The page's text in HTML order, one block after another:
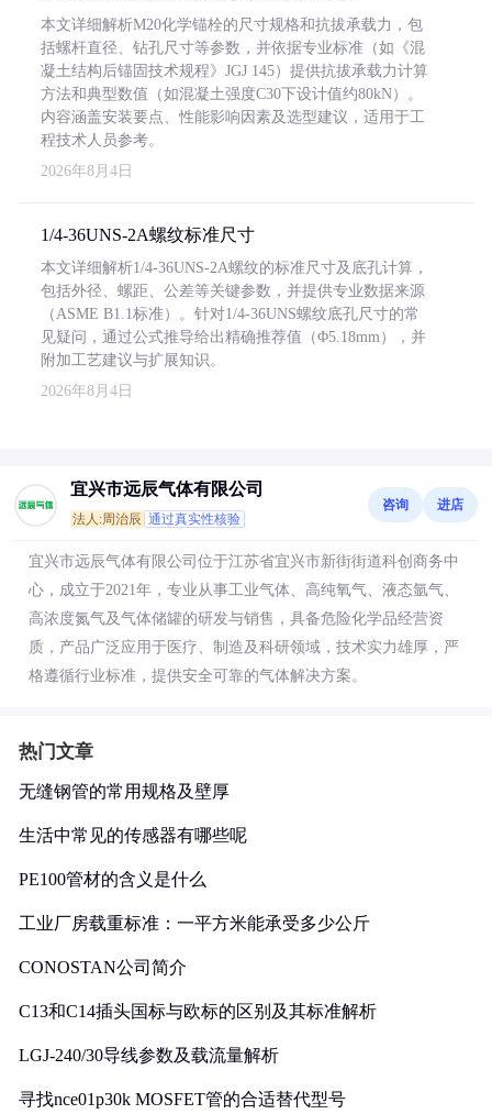
本文详细解析M20化学锚栓的尺寸规格和抗拔承载力，包
括螺杆直径、钻孔尺寸等参数，并依据专业标准（如《混
凝土结构后锚固技术规程》JGJ 145）提供抗拔承载力计算
方法和典型数值（如混凝土强度C30下设计值约80kN）。
内容涵盖安装要点、性能影响因素及选型建议，适用于工
程技术人员参考。
2026年8月4日
1/4-36UNS-2A螺纹标准尺寸
本文详细解析1/4-36UNS-2A螺纹的标准尺寸及底孔计算，
包括外径、螺距、公差等关键参数，并提供专业数据来源
（ASME B1.1标准）。针对1/4-36UNS螺纹底孔尺寸的常
见疑问，通过公式推导给出精确推荐值（Φ5.18mm），并
附加工艺建议与扩展知识。
2026年8月4日
宜兴市远辰气体有限公司
法人:周治辰 通过真实性核验
咨询 进店
宜兴市远辰气体有限公司位于江苏省宜兴市新街街道科创商务中
心，成立于2021年，专业从事工业气体、高纯氧气、液态氩气、
高浓度氮气及气体储罐的研发与销售，具备危险化学品经营资
质，产品广泛应用于医疗、制造及科研领域，技术实力雄厚，严
格遵循行业标准，提供安全可靠的气体解决方案。
热门文章
无缝钢管的常用规格及壁厚
生活中常见的传感器有哪些呢
PE100管材的含义是什么
工业厂房载重标准：一平方米能承受多少公斤
CONOSTAN公司简介
C13和C14插头国标与欧标的区别及其标准解析
LGJ-240/30导线参数及载流量解析
寻找nce01p30k MOSFET管的合适替代型号